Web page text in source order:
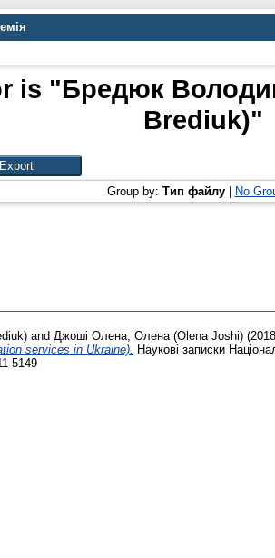
is "Бредюк
Brediuk)"
Group by: Тип файлу| No
and Джоші Олена, Олена (Olena Joshi)
services in Ukraine). Наукові записки
5149